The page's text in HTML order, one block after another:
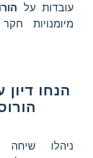
עובדות על
מיומנויות
הנחו
ניהלו